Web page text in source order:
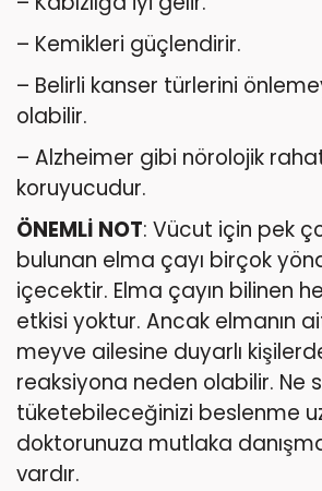
– Kemikleri güçlendirir.
– Belirli kanser türlerini
olabilir.
– Alzheimer gibi nörolojik
koruyucudur.
ÖNEMLİ NOT: Vücut için pek
bulunan elma çayı birçok
içecektir. Elma çayın bilinen
etkisi yoktur. Ancak elmanın
meyve ailesine duyarlı
reaksiyona neden olabilir. Ne
tüketebileceğinizi beslenme
doktorunuza mutlaka
vardır.